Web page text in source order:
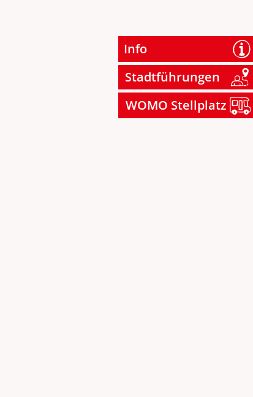
Info
Stadtführungen
WOMO Stellplatz